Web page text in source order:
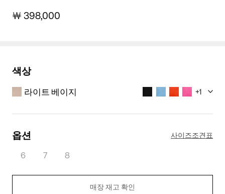
￦ 398,000
색상
라이트 베이지 +1
블루
옵션 사이즈조견표
6 7 8
매장 재고 확인